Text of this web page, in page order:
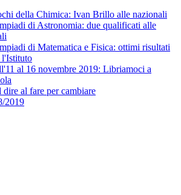
della Chimica: Ivan Brillo alle nazionali
di Astronomia: due qualificati alle
di Matematica e Fisica: ottimi risultati
l'Istituto
al 16 novembre 2019: Libriamoci a
dire al fare per cambiare
2019